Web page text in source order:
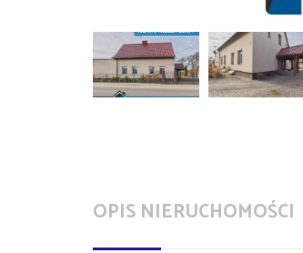
OPIS NIERUCHOMOŚCI